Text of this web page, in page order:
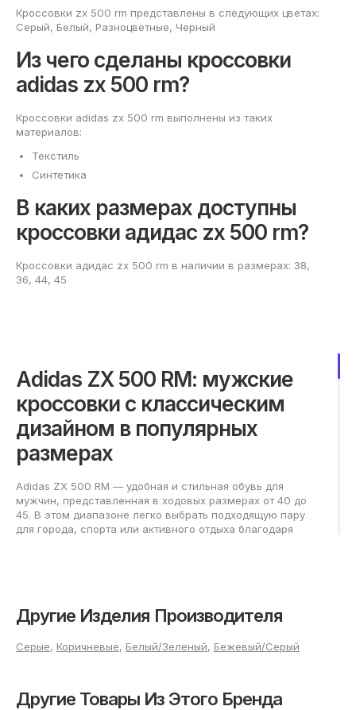
Кроссовки zx 500 rm представлены в следующих цветах:
Серый, Белый, Разноцветные, Черный
Из чего сделаны кроссовки
adidas zx 500 rm?
Кроссовки adidas zx 500 rm выполнены из таких
материалов:
Текстиль
Синтетика
В каких размерах доступны
кроссовки адидас zx 500 rm?
Кроссовки адидас zx 500 rm в наличии в размерах: 38,
36, 44, 45
Adidas ZX 500 RM: мужские
кроссовки с классическим
дизайном в популярных
размерах
Adidas ZX 500 RM — удобная и стильная обувь для
мужчин, представленная в ходовых размерах от 40 до
45. В этом диапазоне легко выбрать подходящую пару
для города, спорта или активного отдыха благодаря
Как подобрать кроссовки
adidas ZX 500 RM нужного
Выбор размера мужских кроссовок начинается с
Другие Изделия Производителя
Серые, Коричневые, Белый/Зеленый, Бежевый/Серый
Другие Товары Из Этого Бренда